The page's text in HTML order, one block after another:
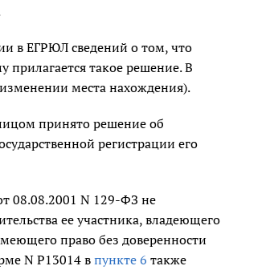
в ЕГРЮЛ сведений о том, что
такое решение. В
места нахождения).
принято решение об
регистрации его
08.08.2001 N 129-ФЗ не
ее участника, владеющего
право без доверенности
N Р13014 в пункте 6 также